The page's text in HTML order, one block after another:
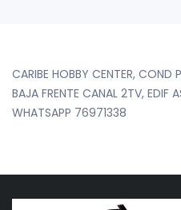
CARIBE HOBBY CENTER, COND
BAJA FRENTE CANAL 2TV, EDIF
WHATSAPP 76971338